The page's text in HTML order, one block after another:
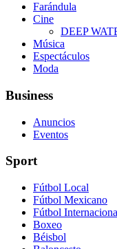
Farándula
Cine
DEEP
Música
Espectáculos
Moda
Business
Anuncios
Eventos
Sport
Fútbol Local
Fútbol Mexicano
Fútbol
Boxeo
Béisbol